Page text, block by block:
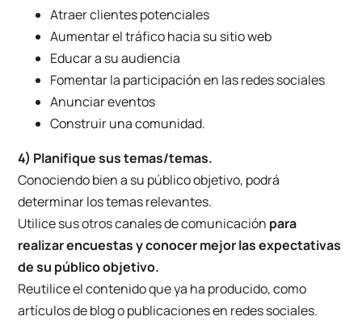
Atraer clientes potenciales
Aumentar el tráfico hacia su sitio web
Educar a su audiencia
Fomentar la participación en las redes sociales
Anunciar eventos
Construir una comunidad.
4) Planifique sus temas/temas.
Conociendo bien a su público objetivo, podrá
determinar los temas relevantes.
Utilice sus otros canales de comunicación para
realizar encuestas y conocer mejor las expectativas
de su público objetivo.
Reutilice el contenido que ya ha producido, como
artículos de blog o publicaciones en redes sociales.